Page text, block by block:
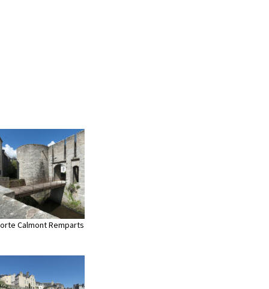
Calmont Remparts